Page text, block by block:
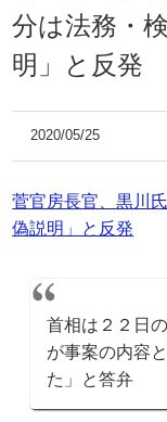
分は法務・
明」と反発
2020/05/25
菅官房長官、黒川
偽説明」と反発
首相は２２日
が事案の内容
た」と答弁